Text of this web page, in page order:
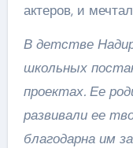
актеров, и
В детстве
школьных
проектах. Ее
развивали ее
благодарна им